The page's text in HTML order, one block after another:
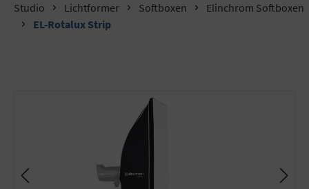
Studio Lichtformer Softboxen
Elinchrom Softboxen
EL-Rotalux Strip